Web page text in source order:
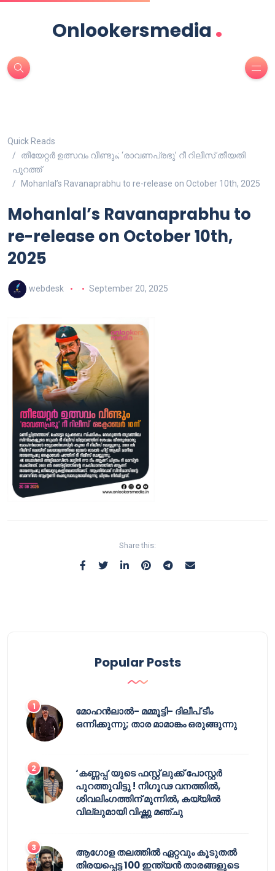
Onlookersmedia .
Quick Reads
തീയേറ്റർ ഉത്സവം വീണ്ടും; ‘രാവണപ്രഭു’ റീ റിലീസ് തീയതി
പുറത്ത്
Mohanlal’s Ravanaprabhu to re-release on October 10th, 2025
Mohanlal’s Ravanaprabhu to
re-release on October 10th,
2025
webdesk September 20, 2025
Share this:
Popular Posts
മോഹൻലാൽ- മമ്മൂട്ടി- ദിലീപ് ടീം
ഒന്നിക്കുന്നു; താര മാമാങ്കം ഒരുങ്ങുന്നു
‘കണ്ണപ്പ’യുടെ ഫസ്റ്റ് ലുക്ക് പോസ്റ്റർ
പുറത്തുവിട്ടു ! നിഗൂഢ വനത്തിൽ,
ശിവലിംഗത്തിന് മുന്നിൽ, കയ്യിൽ
വില്ലുമായി വിഷ്ണു മഞ്ചു
ആഗോള തലത്തിൽ ഏറ്റവും കൂടുതൽ
തിരയപ്പെട്ട 100 ഇന്ത്യൻ താരങ്ങളുടെ